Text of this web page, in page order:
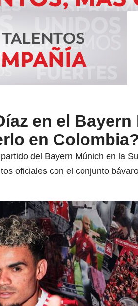
en el
en Colombia?
del Bayern Múnich en la
oficiales con el conjunto